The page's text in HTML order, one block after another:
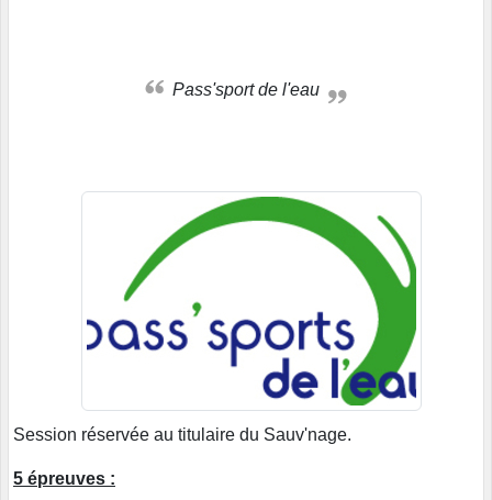
Pass'sport de l'eau
Session réservée au titulaire du Sauv'nage.
5 épreuves :